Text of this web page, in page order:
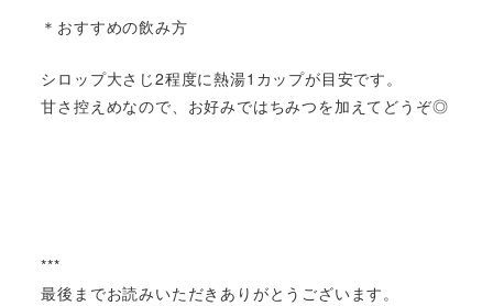
＊おすすめの飲み方
シロップ大さじ2程度に熱湯1カップが目安です。
甘さ控えめなので、お好みではちみつを加えてどうぞ◎
***
最後までお読みいただきありがとうございます。